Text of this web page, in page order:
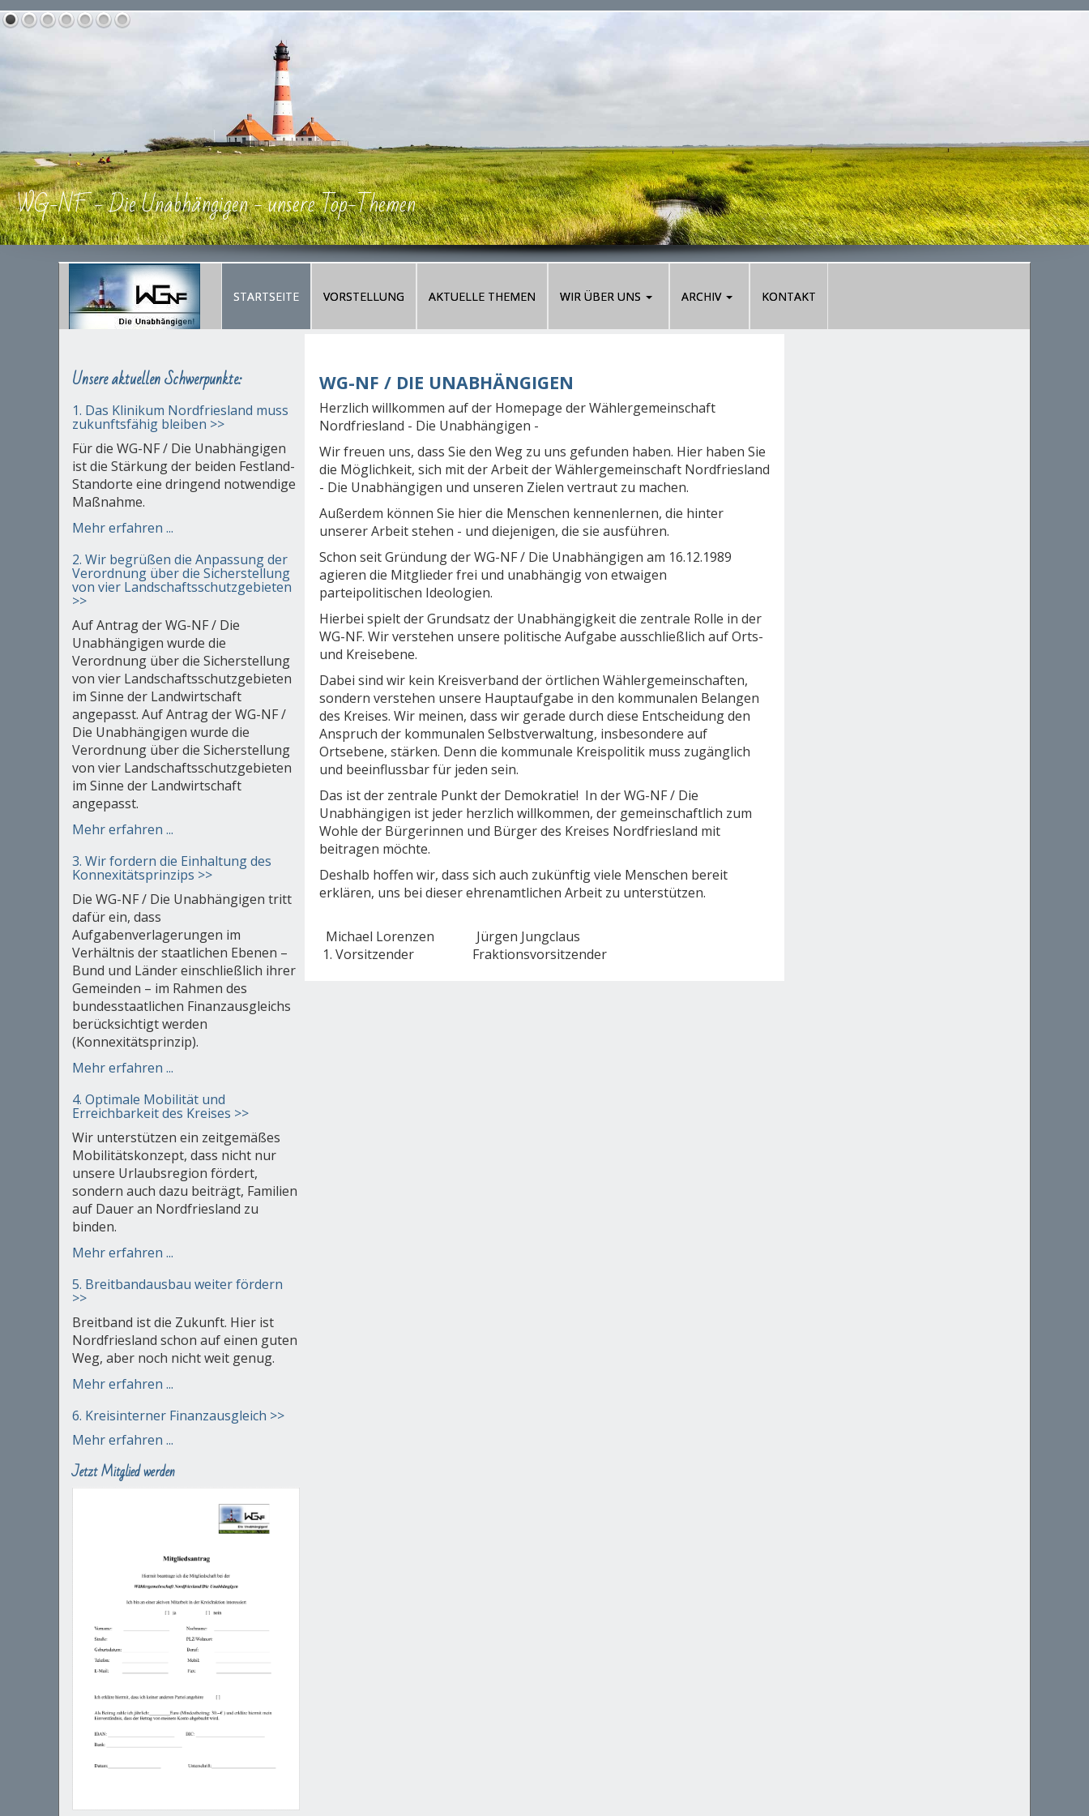
WG-NF - Die Unabhängigen -unsere Top-Themen
STARTSEITE VORSTELLUNG AKTUELLE THEMEN WIR ÜBER UNS ARCHIV KONTAKT
Unsere aktuellen Schwerpunkte:
1. Das Klinikum Nordfriesland muss
zukunftsfähig bleiben >>
Für die WG-NF / Die Unabhängigen
ist die Stärkung der beiden Festland-
Standorte eine dringend notwendige
Maßnahme.
Mehr erfahren ...
2. Wir begrüßen die Anpassung der
Verordnung über die Sicherstellung
von vier Landschaftsschutzgebieten
>>
Auf Antrag der WG-NF / Die
Unabhängigen wurde die
Verordnung über die Sicherstellung
von vier Landschaftsschutzgebieten
im Sinne der Landwirtschaft
angepasst. Auf Antrag der WG-NF /
Die Unabhängigen wurde die
Verordnung über die Sicherstellung
von vier Landschaftsschutzgebieten
im Sinne der Landwirtschaft
angepasst.
Mehr erfahren ...
3. Wir fordern die Einhaltung des
Konnexitätsprinzips >>
Die WG-NF / Die Unabhängigen tritt
dafür ein, dass
Aufgabenverlagerungen im
Verhältnis der staatlichen Ebenen –
Bund und Länder einschließlich ihrer
Gemeinden – im Rahmen des
bundesstaatlichen Finanzausgleichs
berücksichtigt werden
(Konnexitätsprinzip).
Mehr erfahren ...
4. Optimale Mobilität und
Erreichbarkeit des Kreises >>
Wir unterstützen ein zeitgemäßes
Mobilitätskonzept, dass nicht nur
unsere Urlaubsregion fördert,
sondern auch dazu beiträgt, Familien
auf Dauer an Nordfriesland zu
binden.
Mehr erfahren ...
5. Breitbandausbau weiter fördern
>>
Breitband ist die Zukunft. Hier ist
Nordfriesland schon auf einen guten
Weg, aber noch nicht weit genug.
Mehr erfahren ...
6. Kreisinterner Finanzausgleich >>
Mehr erfahren ...
Jetzt Mitglied werden
WG-NF / DIE UNABHÄNGIGEN
Herzlich willkommen auf der Homepage der Wählergemeinschaft
Nordfriesland - Die Unabhängigen -
Wir freuen uns, dass Sie den Weg zu uns gefunden haben. Hier haben Sie
die Möglichkeit, sich mit der Arbeit der Wählergemeinschaft Nordfriesland
- Die Unabhängigen und unseren Zielen vertraut zu machen.
Außerdem können Sie hier die Menschen kennenlernen, die hinter
unserer Arbeit stehen - und diejenigen, die sie ausführen.
Schon seit Gründung der WG-NF / Die Unabhängigen am 16.12.1989
agieren die Mitglieder frei und unabhängig von etwaigen
parteipolitischen Ideologien.
Hierbei spielt der Grundsatz der Unabhängigkeit die zentrale Rolle in der
WG-NF. Wir verstehen unsere politische Aufgabe ausschließlich auf Orts-
und Kreisebene.
Dabei sind wir kein Kreisverband der örtlichen Wählergemeinschaften,
sondern verstehen unsere Hauptaufgabe in den kommunalen Belangen
des Kreises. Wir meinen, dass wir gerade durch diese Entscheidung den
Anspruch der kommunalen Selbstverwaltung, insbesondere auf
Ortsebene, stärken. Denn die kommunale Kreispolitik muss zugänglich
und beeinflussbar für jeden sein.
Das ist der zentrale Punkt der Demokratie! In der WG-NF / Die
Unabhängigen ist jeder herzlich willkommen, der gemeinschaftlich zum
Wohle der Bürgerinnen und Bürger des Kreises Nordfriesland mit
beitragen möchte.
Deshalb hoffen wir, dass sich auch zukünftig viele Menschen bereit
erklären, uns bei dieser ehrenamtlichen Arbeit zu unterstützen.
Michael Lorenzen Jürgen Jungclaus
1. Vorsitzender Fraktionsvorsitzender